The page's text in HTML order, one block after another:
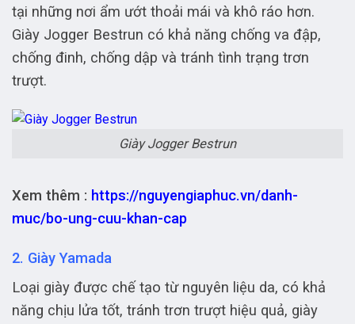
tại những nơi ẩm ướt thoải mái và khô ráo hơn.
Giày Jogger Bestrun có khả năng chống va đập,
chống đinh, chống dập và tránh tình trạng trơn
trượt.
Giày Jogger Bestrun
Xem thêm : https://nguyengiaphuc.vn/danh-
muc/bo-ung-cuu-khan-cap
2. Giày Yamada
Loại giày được chế tạo từ nguyên liệu da, có khả
năng chịu lửa tốt, tránh trơn trượt hiệu quả, giày